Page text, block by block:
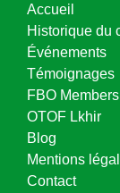
Accueil
Historique du
Événements
Témoignages
FBO
OTOF Lkhir
Blog
Mentions
Contact